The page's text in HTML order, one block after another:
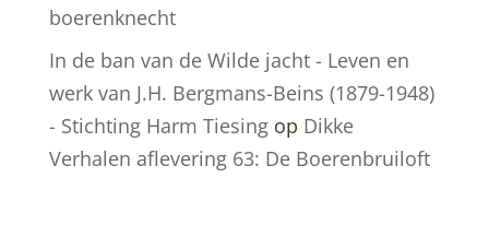
boerenknecht
In de ban van de Wilde jacht - Leven en
werk van J.H. Bergmans-Beins (1879-1948)
- Stichting Harm Tiesingop Dikke
Verhalen aflevering 63: De Boerenbruiloft